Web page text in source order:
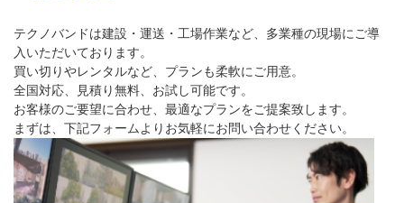
テクノバンドは建設・運送・工場作業など、多業種の現場にご導
入いただいております。
買い切りやレンタルなど、プランも柔軟にご用意。
全国対応、見積り無料、お試し可能です。
お客様のご要望に合わせ、最適なプランをご提案致します。
まずは、下記フォームよりお気軽にお問い合わせください。